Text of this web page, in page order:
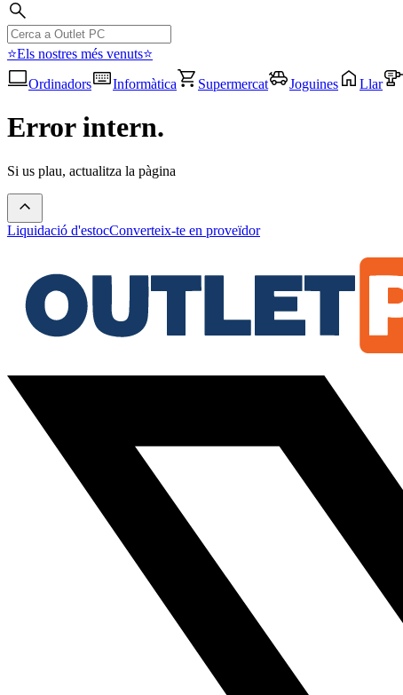
⭐Els nostres més venuts⭐
Ordinadors
Informàtica Supermercat Joguines Llar
Error intern.
Si us plau, actualitza la pàgina
Liquidació d'estocConverteix-te en proveïdor